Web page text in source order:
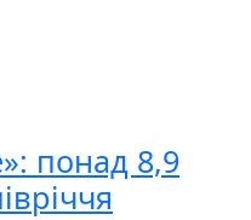
понад 8,9